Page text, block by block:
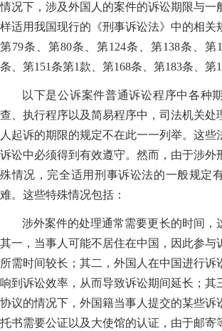
情况下，涉及外国人的案件的诉讼期限与一
样适用我国现行的《刑事诉讼法》中的相关
第79条、第80条、第124条、第138条、第
条、第151条第1款、第168条、第183条、第
以下是公诉案件普通诉讼程序中各种
查、执行程序以及简易程序中，司法机关处
人起诉的期限的规定不在此一一列举。这些
诉讼中必须得到有效遵守。然而，由于涉外
殊情况，完全适用刑事诉讼法的一般规定
难。这些特殊情况包括：
涉外案件的处理通常需要更长的时间，
其一，当事人可能不居住在中国，因此参与
所需时间较长；其二，外国人在中国进行诉
响到诉讼效率，从而导致诉讼期间延长；其
协议的情况下，外国籍当事人提交的某些诉
托书需要公证以及大使馆的认证，由于邮寄